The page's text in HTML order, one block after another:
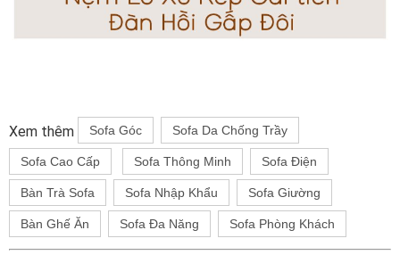
Xem thêm Sofa Góc Sofa Da Chống Trầy
Sofa Cao Cấp Sofa Thông Minh Sofa Điện
Bàn Trà Sofa Sofa Nhập Khẩu Sofa Giường
Bàn Ghế Ăn Sofa Đa Năng Sofa Phòng Khách